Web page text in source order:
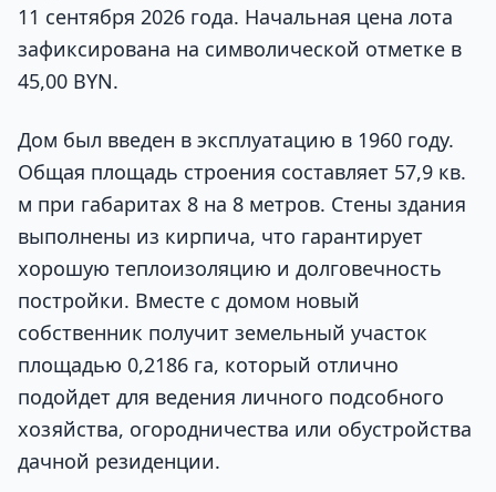
11 сентября 2026 года. Начальная цена лота
зафиксирована на символической отметке в
45,00 BYN.
Дом был введен в эксплуатацию в 1960 году.
Общая площадь строения составляет 57,9 кв.
м при габаритах 8 на 8 метров. Стены здания
выполнены из кирпича, что гарантирует
хорошую теплоизоляцию и долговечность
постройки. Вместе с домом новый
собственник получит земельный участок
площадью 0,2186 га, который отлично
подойдет для ведения личного подсобного
хозяйства, огородничества или обустройства
дачной резиденции.